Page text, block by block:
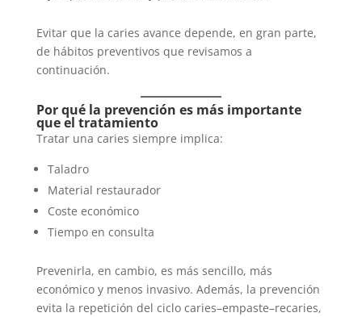
Evitar que la caries avance depende, en gran parte,
de hábitos preventivos que revisamos a
continuación.
Por qué la prevención es más importante
que el tratamiento
Tratar una caries siempre implica:
Taladro
Material restaurador
Coste económico
Tiempo en consulta
Prevenirla, en cambio, es más sencillo, más
económico y menos invasivo. Además, la prevención
evita la repetición del ciclo caries–empaste–recaries,